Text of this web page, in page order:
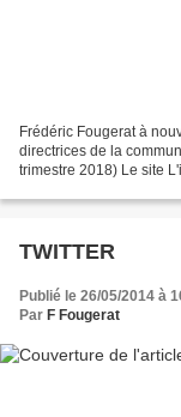
Frédéric Fougerat à
directrices de la
trimestre 2018) Le site
TWITTER
Publié le 26/05/2014 à
Par F Fougerat